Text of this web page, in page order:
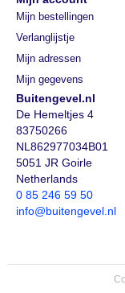
Buitengevel.nl
De Hemeltjes 4
83750266
NL862977034B01
5051 JR Goirle
Netherlands
0 85 246 59 50
info@buitengevel.nl
Mijn bestellingen
Verlanglijstje
Mijn adressen
Mijn gegevens